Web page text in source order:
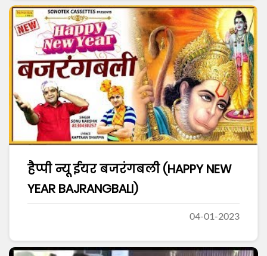
हैप्पी न्यू ईयर बजरंगबली (HAPPY NEW
YEAR BAJRANGBALI)
04-01-2023